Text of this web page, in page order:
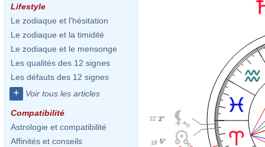
Lifestyle
Le zodiaque et l'hésitation
Le zodiaque et la timidité
Le zodiaque et le mensonge
Les qualités des 12 signes
Les défauts des 12 signes
+ Voir tous les articles
Compatibilité
Astrologie et compatibilité
Affinités et conseils
2°
22'
5°
19'